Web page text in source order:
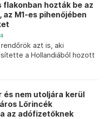
flakonban hozták be az
M1-es pihenőjében
azt is, aki
a Hollandiából hozott
és nem utoljára kerül
Lőrincék
az adófizetőknek